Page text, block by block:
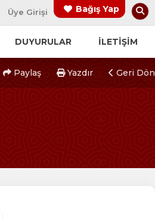
Üye Girişi Bağış Yap
DUYURULAR İLETİŞİM
Paylaş Yazdır Geri Dön